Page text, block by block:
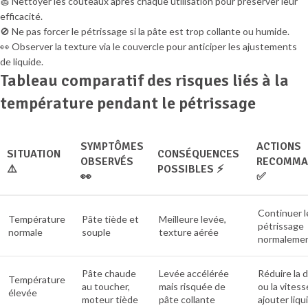
efficacité.
🚫 Ne pas forcer le pétrissage si la pâte est trop collante ou humide.
👀 Observer la texture via le couvercle pour anticiper les ajustements
de liquide.
Tableau comparatif des risques liés à la
température pendant le pétrissage
SITUATION
⚠️
SYMPTÔMES
OBSERVÉS
👀
CONSÉQUENCES
POSSIBLES ⚡
ACTIONS
✅
Température
normale
Pâte tiède et
souple
Meilleure levée,
texture aérée
Continuer
pétrissage
Température
élevée
Pâte chaude
au toucher,
moteur tiède
Levée accélérée
mais risquée de
pâte collante
Réduire la
ou la
ajouter